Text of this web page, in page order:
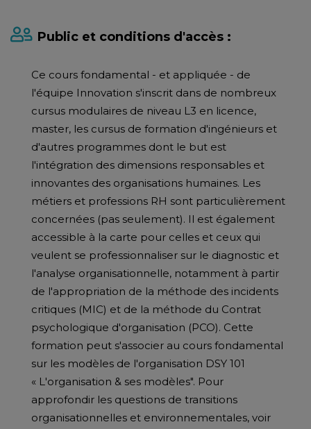
Public et conditions d'accès :
Ce cours fondamental - et appliquée - de
l'équipe Innovation s'inscrit dans de nombreux
cursus modulaires de niveau L3 en licence,
master, les cursus de formation d'ingénieurs et
d'autres programmes dont le but est
l'intégration des dimensions responsables et
innovantes des organisations humaines. Les
métiers et professions RH sont particulièrement
concernées (pas seulement). Il est également
accessible à la carte pour celles et ceux qui
veulent se professionnaliser sur le diagnostic et
l'analyse organisationnelle, notamment à partir
de l'appropriation de la méthode des incidents
critiques (MIC) et de la méthode du Contrat
psychologique d'organisation (PCO). Cette
formation peut s'associer au cours fondamental
sur les modèles de l'organisation DSY 101
« L'organisation & ses modèles". Pour
approfondir les questions de transitions
organisationnelles et environnementales, voir